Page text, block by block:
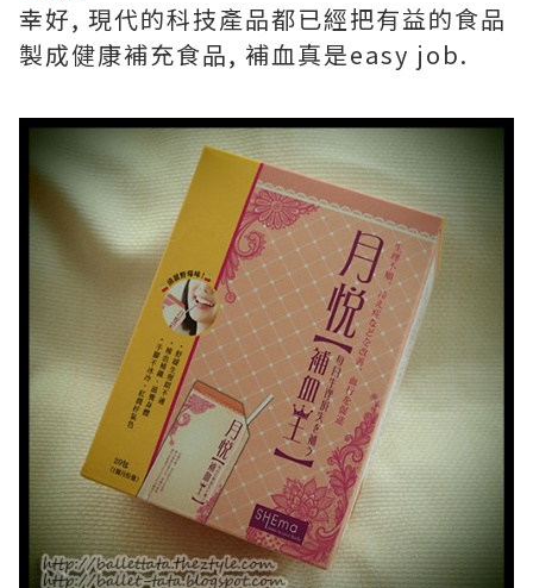
幸好, 現代的科技產品都已經把有益的食品
製成健康補充食品, 補血真是easy job.